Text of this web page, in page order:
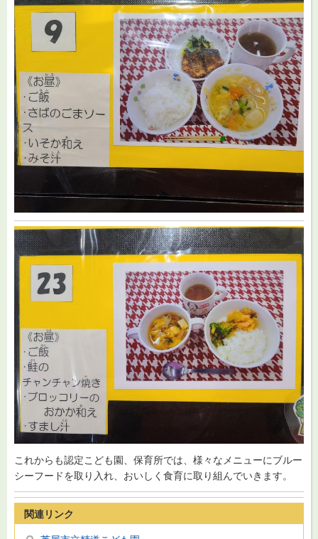
これからも認定こども園、保育所では、様々なメニューにブルー
シーフードを取り入れ、おいしく食育に取り組んでいきます。
関連リンク